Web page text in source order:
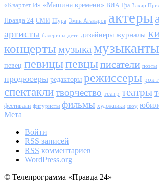
«Квартет И» «Машина времени» ВИА Гра Захар
Правда 24 СМИ Шура Эмин Агаларов актеры
артисты балерины дети дизайнеры журналы
концерты музыка музыканты
певец певицыпевцыписатели поэты
продюсеры редакторы режиссеры рок-
спектаклитворчество театр театры
фестивали фигуристы фильмы художники шоу
Мета
Войти
RSS записей
RSS комментариев
WordPress.org
© Телепрограмма «Правда 24»